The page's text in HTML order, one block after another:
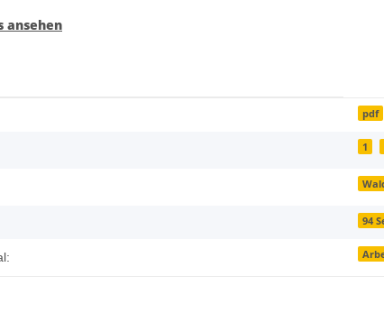
ansehen
pdf
1
94